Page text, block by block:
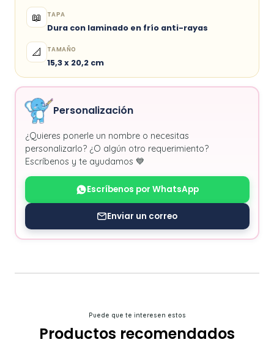
📖 TAPA
Dura con laminado en frío anti-rayas
📐 TAMAÑO
15,3 x 20,2 cm
Personalización
¿Quieres ponerle un nombre o necesitas
personalizarlo? ¿O algún otro requerimiento?
Escríbenos y te ayudamos 💙
Escríbenos por WhatsApp
Enviar un correo
Puede que te interesen estos
Productos recomendados